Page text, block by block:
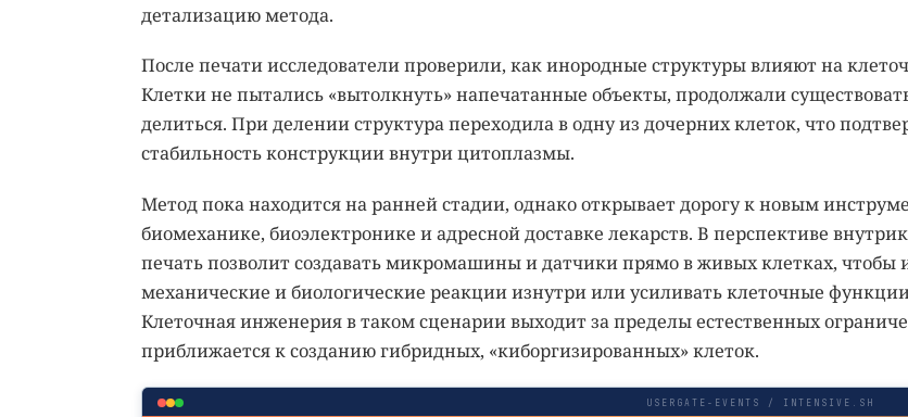
детализацию метода.
После печати исследователи проверили, как инородные структуры влияют на
Клетки не пытались «вытолкнуть» напечатанные объекты, продолжали
делиться. При делении структура переходила в одну из дочерних клеток, что
стабильность конструкции внутри цитоплазмы.
Метод пока находится на ранней стадии, однако открывает дорогу к новым
биомеханике, биоэлектронике и адресной доставке лекарств. В перспективе
печать позволит создавать микромашины и датчики прямо в живых клетках, чтобы
механические и биологические реакции изнутри или усиливать клеточные
Клеточная инженерия в таком сценарии выходит за пределы естественных
приближается к созданию гибридных, «киборгизированных» клеток.
USERGATE-EVENTS / INTENSIVE.SH